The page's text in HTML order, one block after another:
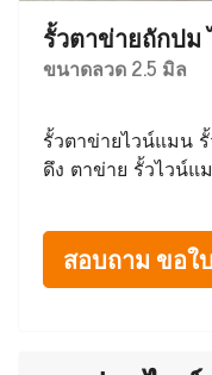
รั้วตาข่ายถักปม
ขนาดลวด 2.5 มิล
รั้วตาข่ายไวน์แมน
ดึง ตาข่าย รั้วไวน์
สอบถาม ขอใ